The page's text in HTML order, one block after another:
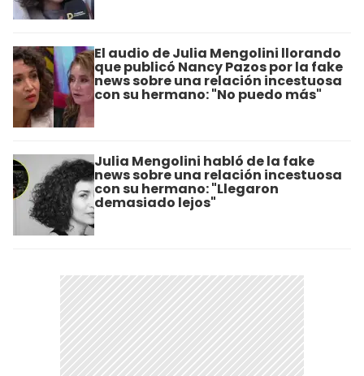
El audio de Julia Mengolini llorando
que publicó Nancy Pazos por la fake
news sobre una relación incestuosa
con su hermano: "No puedo más"
Julia Mengolini habló de la fake
news sobre una relación incestuosa
con su hermano: "Llegaron
demasiado lejos"